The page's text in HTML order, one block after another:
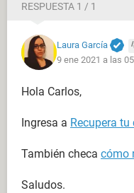
RESPUESTA 1 / 1
Laura García
9 ene 2021 a las
Hola Carlos,
Ingresa a Recupera tu
También checa cómo
Saludos.